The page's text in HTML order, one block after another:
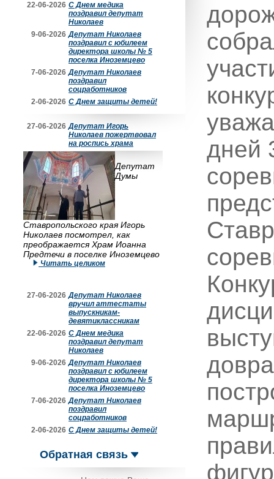
22-06-2026 С Днем медика
поздравил депутат
Николаев
9-06-2026 Депутат Николаев
поздравил с юбилеем
директора школы № 5
поселка Иноземцево
7-06-2026 Депутат Николаев
поздравил
соцработников
2-06-2026 С Днем защиты детей!
27-06-2026 Депутат Игорь
Николаев пожертвовал
на роспись храма
Депутат
Думы
Ставропольского края Игорь
Николаев посмотрел, как
преображается Храм Иоанна
Предтечи в поселке Иноземцево
Читать целиком
27-06-2026 Депутат Николаев
вручил аттестаты
выпускникам-
девятиклассникам
22-06-2026 С Днем медика
поздравил депутат
Николаев
9-06-2026 Депутат Николаев
поздравил с юбилеем
директора школы № 5
поселка Иноземцево
7-06-2026 Депутат Николаев
поздравил
соцработников
2-06-2026 С Днем защиты детей!
Обратная связь
дней